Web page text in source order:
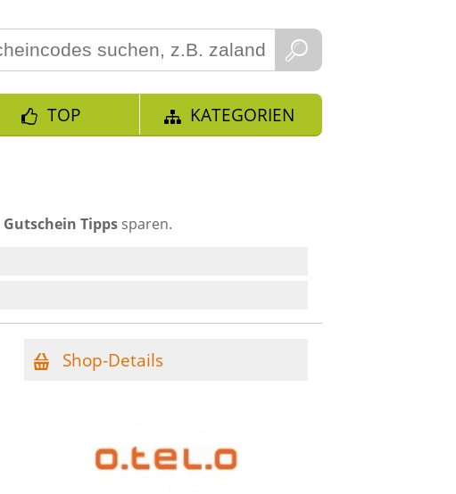
TOP KATEGORIEN
Gutschein Tipps sparen.
Shop-Details